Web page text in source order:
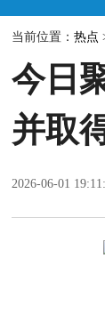
当前位置： 热点
今日
并取
2026-06-01